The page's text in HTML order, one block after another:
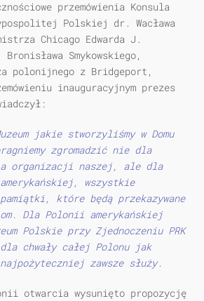
przemówienia Konsula
Polskiej dr. Wacława
Chicago Edwarda J.
Smykowskiego,
polonijnego z Bridgeport,
inauguracyjnym prezes
jakie stworzyliśmy w Domu
zgromadzić nie dla
organizacji naszej, ale dla
wszystkie
które będą przekazywane
Dla Polonii amerykańskiej
Polskie przy Zjednoczeniu PRK
chwały całej Polonu jak
zawsze służy.
otwarcia wysunięto propozycję